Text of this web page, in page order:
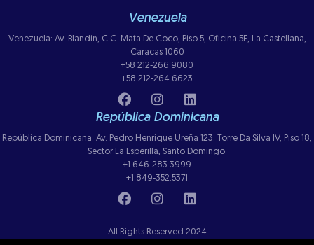
Venezuela
Venezuela: Av. Blandin, C.C. Mata De Coco, Piso 5, Oficina 5E, La Castellana,
Caracas 1060
+58 212-266.9080
+58 212-264.6623
República Dominicana
República Dominicana: Av. Pedro Henrique Ureña 123. Torre Da Silva IV, Piso 18,
Sector La Esperilla, Santo Domingo.
+1 646-283.3999
+1 849-352.5371
All Rights Reserved 2024